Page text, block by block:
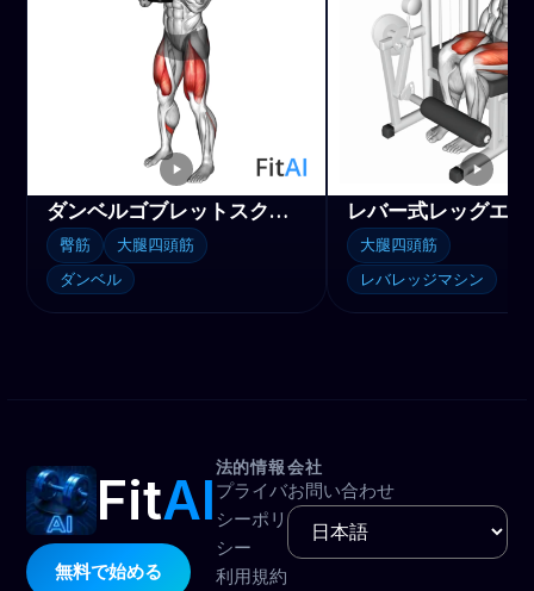
ダンベルゴブレットスクワット
臀筋
大腿四頭筋
ダンベル
大腿四頭筋
レバレッジマシン
FitAI
無料で始める
法的情報
プライバ
シーポリ
シー
利用規約
会社
お問い合わせ